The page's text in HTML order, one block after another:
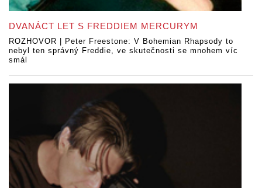
DVANÁCT LET S FREDDIEM MERCURYM
ROZHOVOR | Peter Freestone: V Bohemian Rhapsody to
nebyl ten správný Freddie, ve skutečnosti se mnohem víc
smál